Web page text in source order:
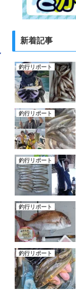
新着記事
釣行リポート
釣行リポート
釣行リポート
釣行リポート
釣行リポート